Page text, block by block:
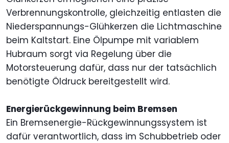
Verbrennungskontrolle, gleichzeitig entlasten die
Niederspannungs-Glühkerzen die Lichtmaschine
beim Kaltstart. Eine Ölpumpe mit variablem
Hubraum sorgt via Regelung über die
Motorsteuerung dafür, dass nur der tatsächlich
benötigte Öldruck bereitgestellt wird.
Energierückgewinnung beim Bremsen
Ein Bremsenergie-Rückgewinnungssystem ist
dafür verantwortlich, dass im Schubbetrieb oder